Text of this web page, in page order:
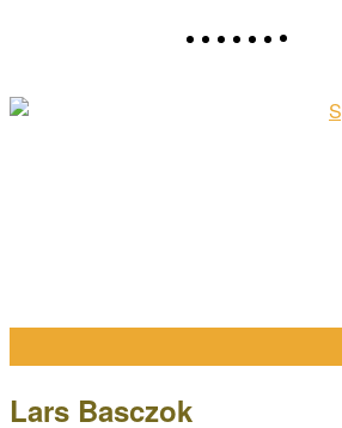
Lars Basczok